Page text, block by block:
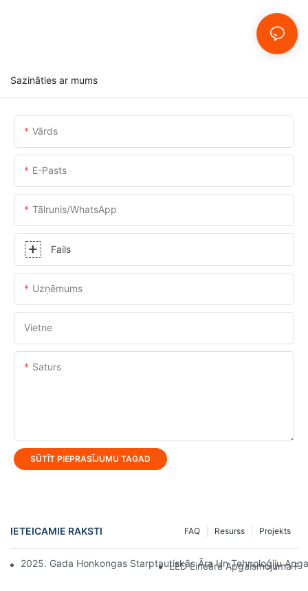
Sazināties ar mums
Vārds
E-Pasts
Tālrunis/WhatsApp
Fails
Uzņēmums
Vietne
Saturs
SŪTĪT PIEPRASĪJUMU TAGAD
IETEICAMIE RAKSTI Projekts
Resurss
FAQ
2025. Gada Honkongas Starptautiskās Āra Un Tehnoloģiju
LED Lineārā Apgaismojuma